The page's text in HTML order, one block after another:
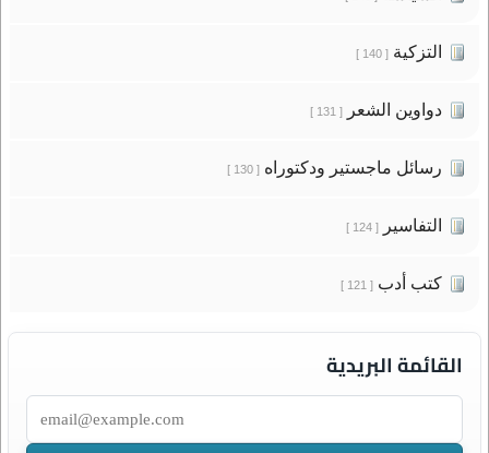
التزكية[ 140 ]
دواوين الشعر[ 131 ]
رسائل ماجستير ودكتوراه[ 130 ]
التفاسير[ 124 ]
كتب أدب[ 121 ]
القائمة البريدية